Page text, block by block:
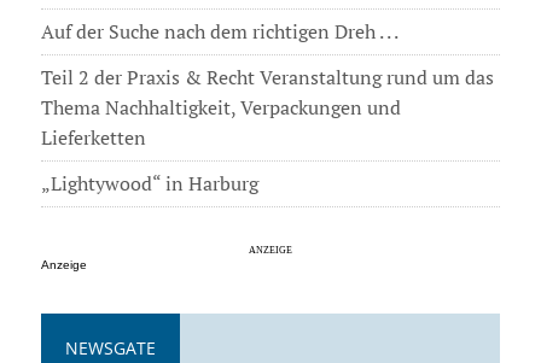
Auf der Suche nach dem richtigen Dreh . . .
Teil 2 der Praxis & Recht Veranstaltung rund um das
Thema Nachhaltigkeit, Verpackungen und
Lieferketten
„Lightywood“ in Harburg
Anzeige
NEWSGATE